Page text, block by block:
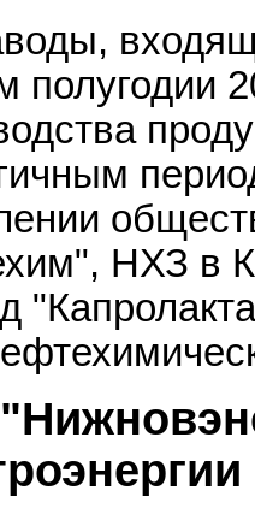
полугодии
НХЗ в